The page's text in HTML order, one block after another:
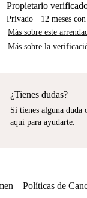
Propietario
Privado · 12 meses
Más sobre este
Más sobre la
¿Tienes dudas?
Si tienes alguna duda
aquí para ayudarte.
Políticas de